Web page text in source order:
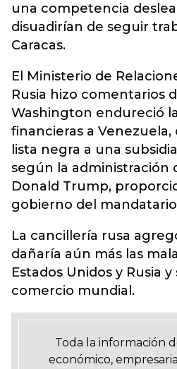
una competencia
disuadirían de seguir
Caracas.
El Ministerio de
Rusia hizo comentarios
Washington endureció
financieras a
lista negra a una
según la administración
Donald Trump,
gobierno del
La cancillería rusa
dañaría aún más las
Estados Unidos y Rusia
comercio mundial.
Toda la información
económico,